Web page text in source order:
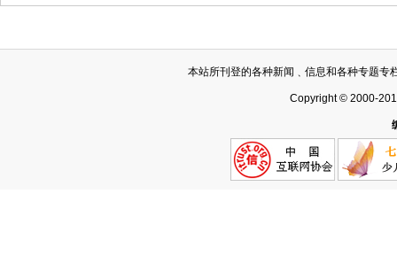
本站所刊登的各种新闻﹑信息和各种专题专
Copyright © 2000-